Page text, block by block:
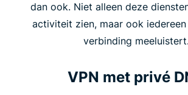
dan ook. Niet alleen deze
activiteit zien, maar ook
verbinding
VPN met privé